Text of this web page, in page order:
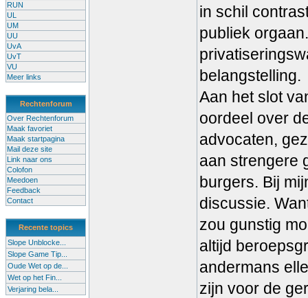
RUN
UL
UM
UU
UvA
UvT
VU
Meer links
Rechtenforum
Over Rechtenforum
Maak favoriet
Maak startpagina
Mail deze site
Link naar ons
Colofon
Meedoen
Feedback
Contact
Recente topics
Slope Unblocke...
Slope Game Tip...
Oude Wet op de...
Wet op het Fin...
Verjaring bela...
in schil
publiek
belangstelling.
Aan het slot
oordeel over
advocaten,
aan strengere
burgers. Bij
discussie.
zou gunstig
altijd
andermans
zijn voor de